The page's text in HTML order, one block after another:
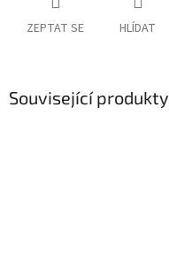
ZEPTAT SE HLÍDAT
Související produkty